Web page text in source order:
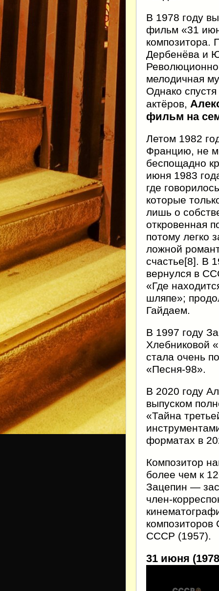
В 1978 году
фильм «31
композитора.
Дербенёва и
мелодичная
Однако
актёров,
фильм на
Летом 1982
Францию, не
беспощадно
июня 1983
где
которые
лишь о
откровенная
потому легко
ложной
счастье[8]. В
вернулся в
«Где
шляпе»;
Гайдаем.
В 1997 году
Хлебниковой
стала очень
«Песня-98».
В 2020 году
выпуском
«Тайна
форматах в
Композитор
более чем к
Зацепин —
член-
СССР (1957).
31 июня